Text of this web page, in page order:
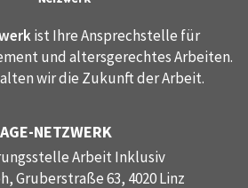
ist Ihre Ansprechstelle für
und altersgerechtes Arbeiten.
wir die Zukunft der Arbeit.
NETZWERK
Arbeit Inklusiv
Gruberstraße 63, 4020 Linz